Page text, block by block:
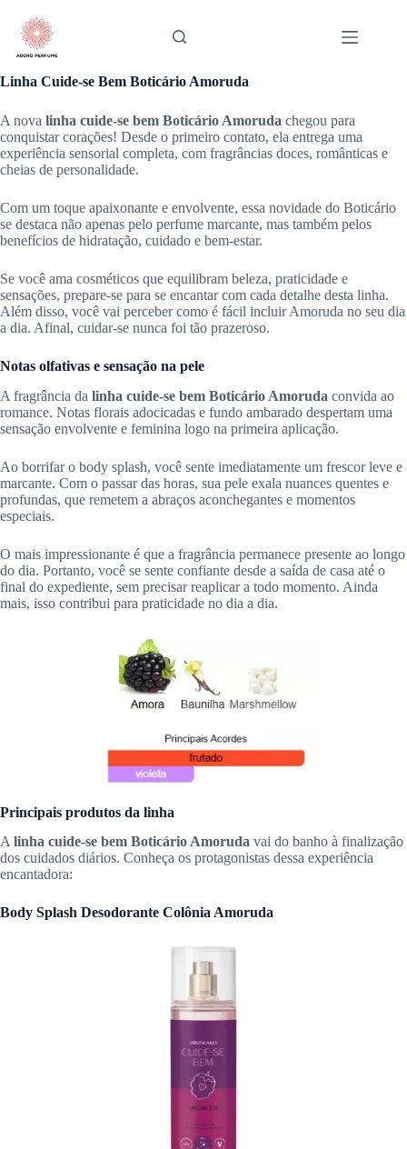
para
conteúdo
Linha Cuide-se Bem Boticário Amoruda
A nova linha cuide-se bem Boticário Amoruda chegou para
conquistar corações! Desde o primeiro contato, ela entrega uma
experiência sensorial completa, com fragrâncias doces, românticas e
cheias de personalidade.
Com um toque apaixonante e envolvente, essa novidade do Boticário
se destaca não apenas pelo perfume marcante, mas também pelos
benefícios de hidratação, cuidado e bem-estar.
Se você ama cosméticos que equilibram beleza, praticidade e
sensações, prepare-se para se encantar com cada detalhe desta linha.
Além disso, você vai perceber como é fácil incluir Amoruda no seu dia
a dia. Afinal, cuidar-se nunca foi tão prazeroso.
Notas olfativas e sensação na pele
A fragrância da linha cuide-se bem Boticário Amoruda convida ao
romance. Notas florais adocicadas e fundo ambarado despertam uma
sensação envolvente e feminina logo na primeira aplicação.
Ao borrifar o body splash, você sente imediatamente um frescor leve e
marcante. Com o passar das horas, sua pele exala nuances quentes e
profundas, que remetem a abraços aconchegantes e momentos
especiais.
O mais impressionante é que a fragrância permanece presente ao longo
do dia. Portanto, você se sente confiante desde a saída de casa até o
final do expediente, sem precisar reaplicar a todo momento. Ainda
mais, isso contribui para praticidade no dia a dia.
Principais produtos da linha
A linha cuide-se bem Boticário Amoruda vai do banho à finalização
dos cuidados diários. Conheça os protagonistas dessa experiência
encantadora:
Body Splash Desodorante Colônia Amoruda